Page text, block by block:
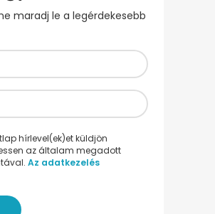
maradj le a legérdekesebb
hírlevel(ek)et küldjön
az általam megadott
Az adatkezelés